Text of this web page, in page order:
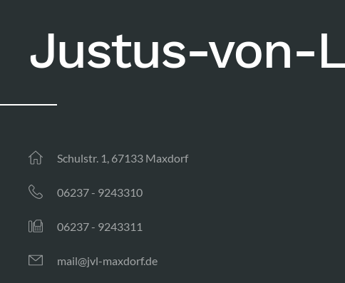
Justus-von-
Schulstr. 1, 67133 Maxdorf
06237 - 9243310
06237 - 9243311
mail@jvl-maxdorf.de